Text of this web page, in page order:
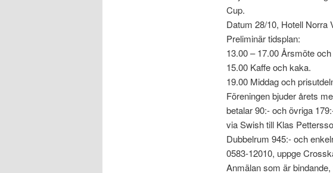
Cup.
Datum 28/10, Hotell Norra
Preliminär tidsplan:
13.00 – 17.00 Årsmöte
15.00 Kaffe och kaka.
19.00 Middag och
Föreningen bjuder årets
betalar 90:- och övriga
via Swish till Klas
Dubbelrum 945:- och
0583-12010, uppge
Anmälan som är